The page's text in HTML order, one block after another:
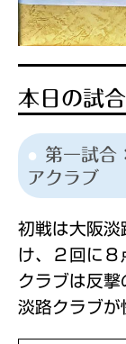
本日の試合
第一試合
アクラブ
初戦は大阪淡
け、２回に８
クラブは反
淡路クラブが